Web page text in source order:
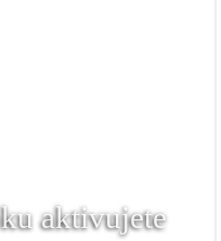
aktivujete